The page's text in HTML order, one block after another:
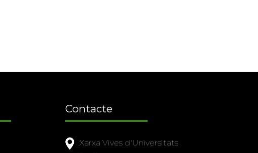
Contacte
Xarxa Vives d'Universitats